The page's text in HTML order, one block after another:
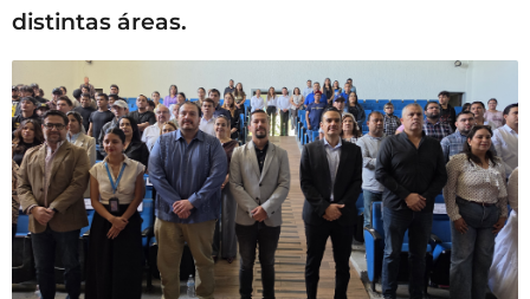
distintas áreas.